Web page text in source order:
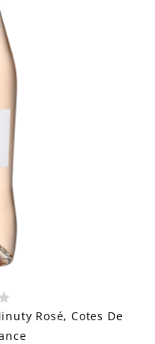
Rosé, Cotes De